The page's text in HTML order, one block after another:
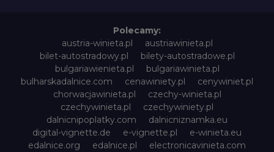
Polecamy:
austria-winieta.pl
austriawinieta.pl
bilet-autostradowy.pl
bilety-autostradowe.pl
bulgariawienieta.pl
bulgariawinieta.pl
bulharskadalnice.com
cenawiniety.pl
cenywiniet.pl
chorwacjawinieta.pl
czechy-winieta.pl
czechywinieta.pl
czechywiniety.pl
dalnicnipoplatky.com
dalnicniznamka.eu
digital-vignette.de
e-vignette.pl
e-winieta.eu
edalnice.org
edalnice.pl
electronicavinieta.com